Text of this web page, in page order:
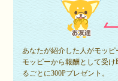
あなたが紹介した人がモッピ
モッピーから報酬として受
るごとに300Pプレゼント。